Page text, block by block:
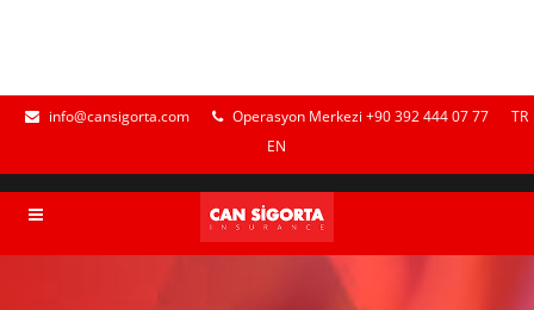
info@cansigorta.com Operasyon Merkezi +90 392 444 07 77
TR
EN